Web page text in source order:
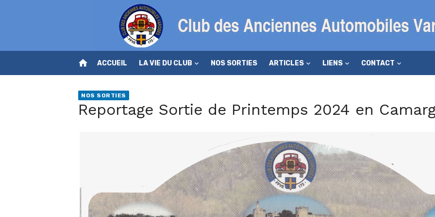
home ACCUEIL LA VIE DU CLUB NOS SORTIES ARTICLES LIENS CONTACT
NOS SORTIES
Reportage Sortie de Printemps 2024 en